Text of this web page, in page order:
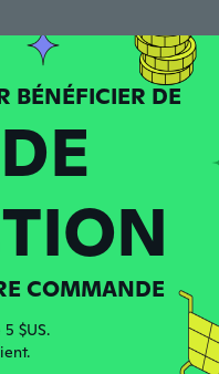
COMMANDE
$US.